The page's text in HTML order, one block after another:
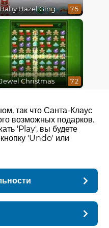
Baby Hazel Gingerbread House 7.5
Christmas 7.2
так что Санта-Клаус
возможных подарков.
'Play', вы будете
'Undo' или